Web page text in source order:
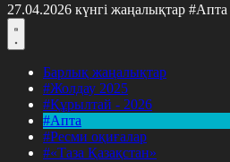
27.04.2026 күнгі жаңалықтар #Апта
Барлық жаңалықтар
#Жолдау 2025
#Құрылтай - 2026
#Апта
#Ресми оқиғалар
#«Таза Қазақстан»